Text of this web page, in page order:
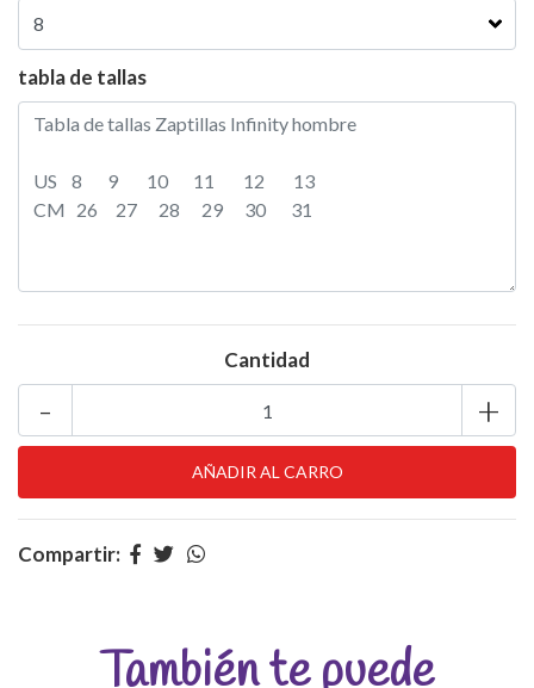
tabla de tallas
Cantidad
+
-
Compartir:
También te puede